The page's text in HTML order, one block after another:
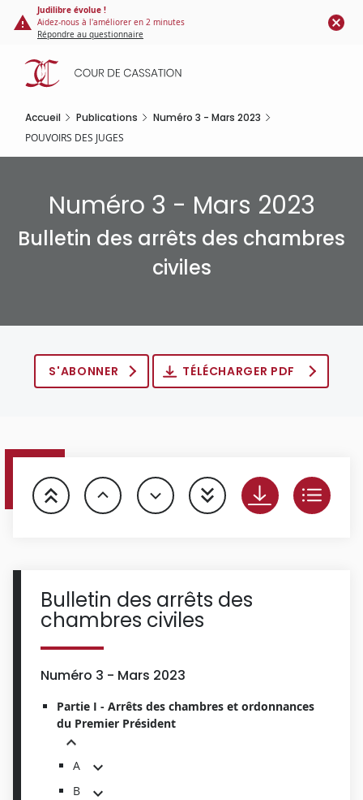
Panneau de gestion des cookies
contenu
principal
Judilibre évolue !
Aidez-nous à l'améliorer en 2 minutes
Répondre au questionnaire
Accueil Publications Numéro 3 - Mars 2023
POUVOIRS DES JUGES
Numéro 3 - Mars 2023
Bulletin des arrêts des chambres
civiles
S'ABONNER TÉLÉCHARGER PDF
Bulletin des arrêts des
chambres civiles
Numéro 3 - Mars 2023
Partie I - Arrêts des chambres et ordonnances
du Premier Président
A
B